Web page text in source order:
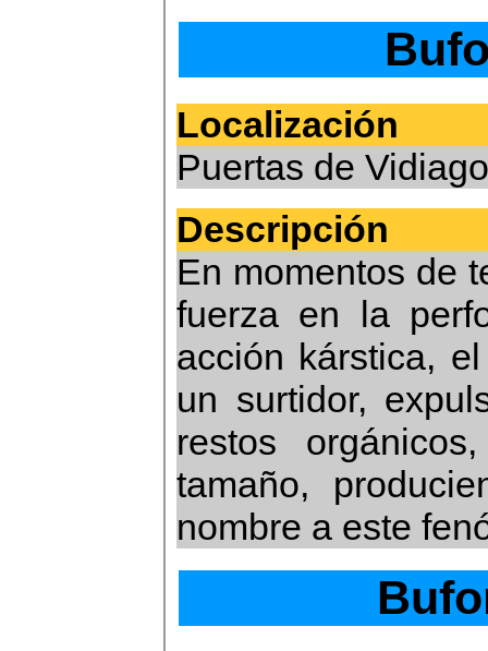
Localización
Puertas de
Descripción
En momentos de
fuerza en la
acción kárstica,
un surtidor,
restos
tamaño,
nombre a este